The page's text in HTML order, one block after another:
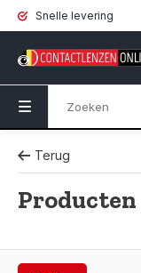
Snelle levering
Terug